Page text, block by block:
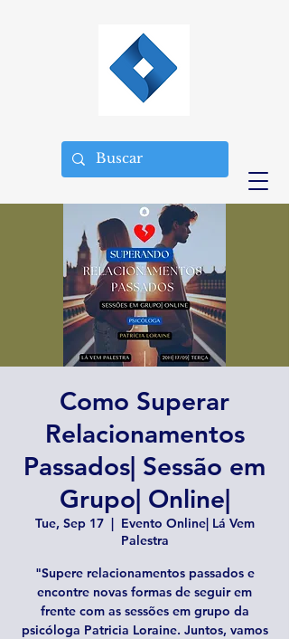
Como Superar
Relacionamentos
Passados| Sessão em
Grupo| Online|
Tue, Sep 17
  |
Evento Online| Lá Vem
Palestra
"Supere relacionamentos passados e
encontre novas formas de seguir em
frente com as sessões em grupo da
psicóloga Patricia Loraine. Juntos, vamos